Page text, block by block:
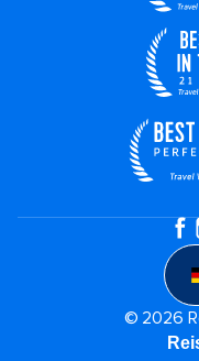
© 2026